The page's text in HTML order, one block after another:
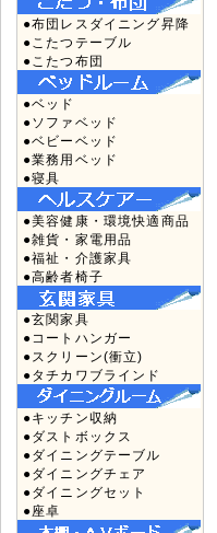
●布団レスダイニング昇降
●こたつテーブル
●こたつ布団
●ベッド
●ソファベッド
●ベビーベッド
●業務用ベッド
●寝具
●美容健康・環境快適商品
●雑貨・家電用品
●福祉・介護家具
●高齢者椅子
●玄関家具
●コートハンガー
●スクリーン(衝立)
●タチカワブラインド
●キッチン収納
●ダストボックス
●ダイニングテーブル
●ダイニングチェア
●ダイニングセット
●座卓